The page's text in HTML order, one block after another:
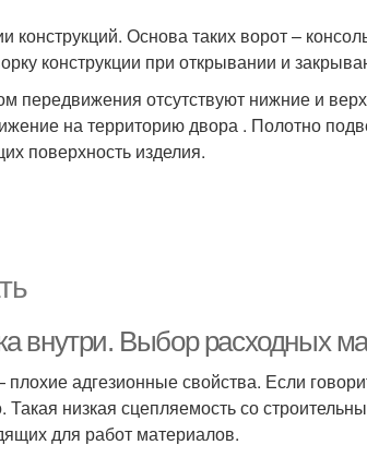
Основа таких ворот –
конструкции при открывании и
передвижения отсутствуют нижние и
на территорию двора . Полотно
поверхность изделия.
внутри. Выбор расходных
адгезионные свойства. Если
Такая низкая сцепляемость со
для работ материалов.